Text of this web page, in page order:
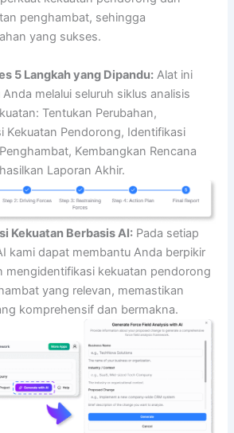
penghambat, sehingga
yang sukses.
5 Langkah yang Dipandu: Alat ini
melalui seluruh siklus analisis
Tentukan Perubahan,
Kekuatan Pendorong, Identifikasi
Kembangkan Rencana
Laporan Akhir.
Kekuatan Berbasis AI: Pada setiap
kami dapat membantu Anda berpikir
mengidentifikasi kekuatan pendorong
yang relevan, memastikan
komprehensif dan bermakna.